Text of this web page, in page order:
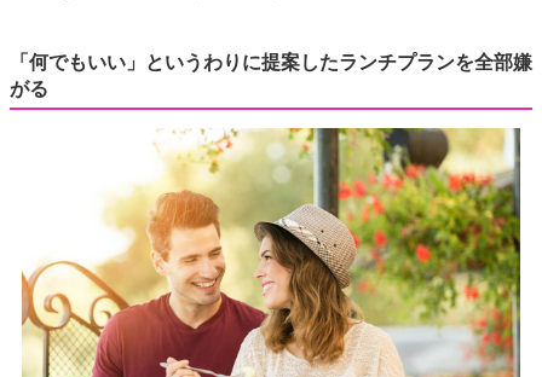
「何でもいい」というわりに提案したランチプランを全部嫌
がる